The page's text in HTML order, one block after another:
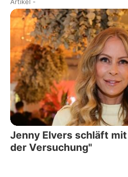
Jenny Elvers schläft
der Versuchung"